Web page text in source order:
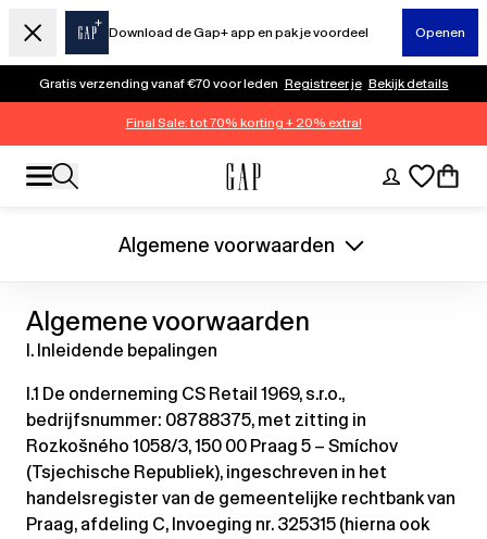
Download de Gap+ app en pak je voordeel Openen
Gratis verzending vanaf €70 voor leden Registreer je Bekijk details
Final Sale: tot 70% korting + 20% extra!
Algemene voorwaarden
Algemene voorwaarden
I. Inleidende bepalingen
I.1 De onderneming CS Retail 1969, s.r.o.,
bedrijfsnummer: 08788375, met zitting in
Rozkošného 1058/3, 150 00 Praag 5 – Smíchov
(Tsjechische Republiek), ingeschreven in het
handelsregister van de gemeentelijke rechtbank van
Praag, afdeling C, Invoeging nr. 325315 (hierna ook